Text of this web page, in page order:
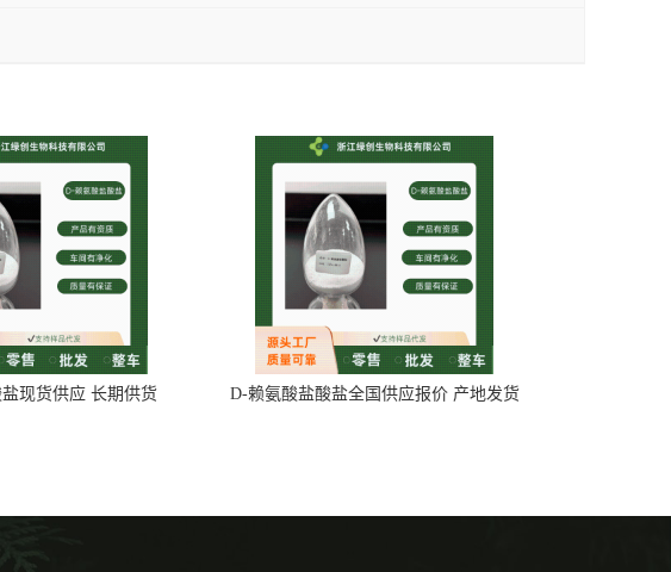
现货供应 长期供货 D-赖氨酸盐酸盐全国供应报价 产地发货